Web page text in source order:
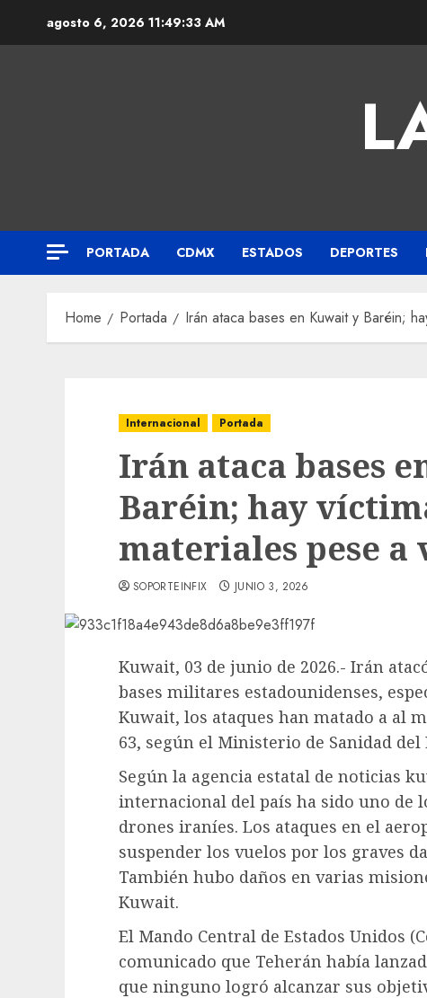
agosto 6, 2026 11:49:33 AM
PORTADA CDMX ESTADOS DEPORTES
Home Portada Irán ataca bases en Kuwait y Baréin;
Internacional Portada
Irán ataca bases
Baréin; hay
materiales pese a
SOPORTEINFIX JUNIO 3, 2026
Kuwait, 03 de junio de 2026.- Irán
bases militares estadounidenses,
Kuwait, los ataques han matado a al
63, según el Ministerio de Sanidad del
Según la agencia estatal de noticias
internacional del país ha sido uno de
drones iraníes. Los ataques en el
suspender los vuelos por los graves
También hubo daños en varias
Kuwait.
El Mando Central de Estados Unidos
comunicado que Teherán había
que ninguno logró alcanzar sus